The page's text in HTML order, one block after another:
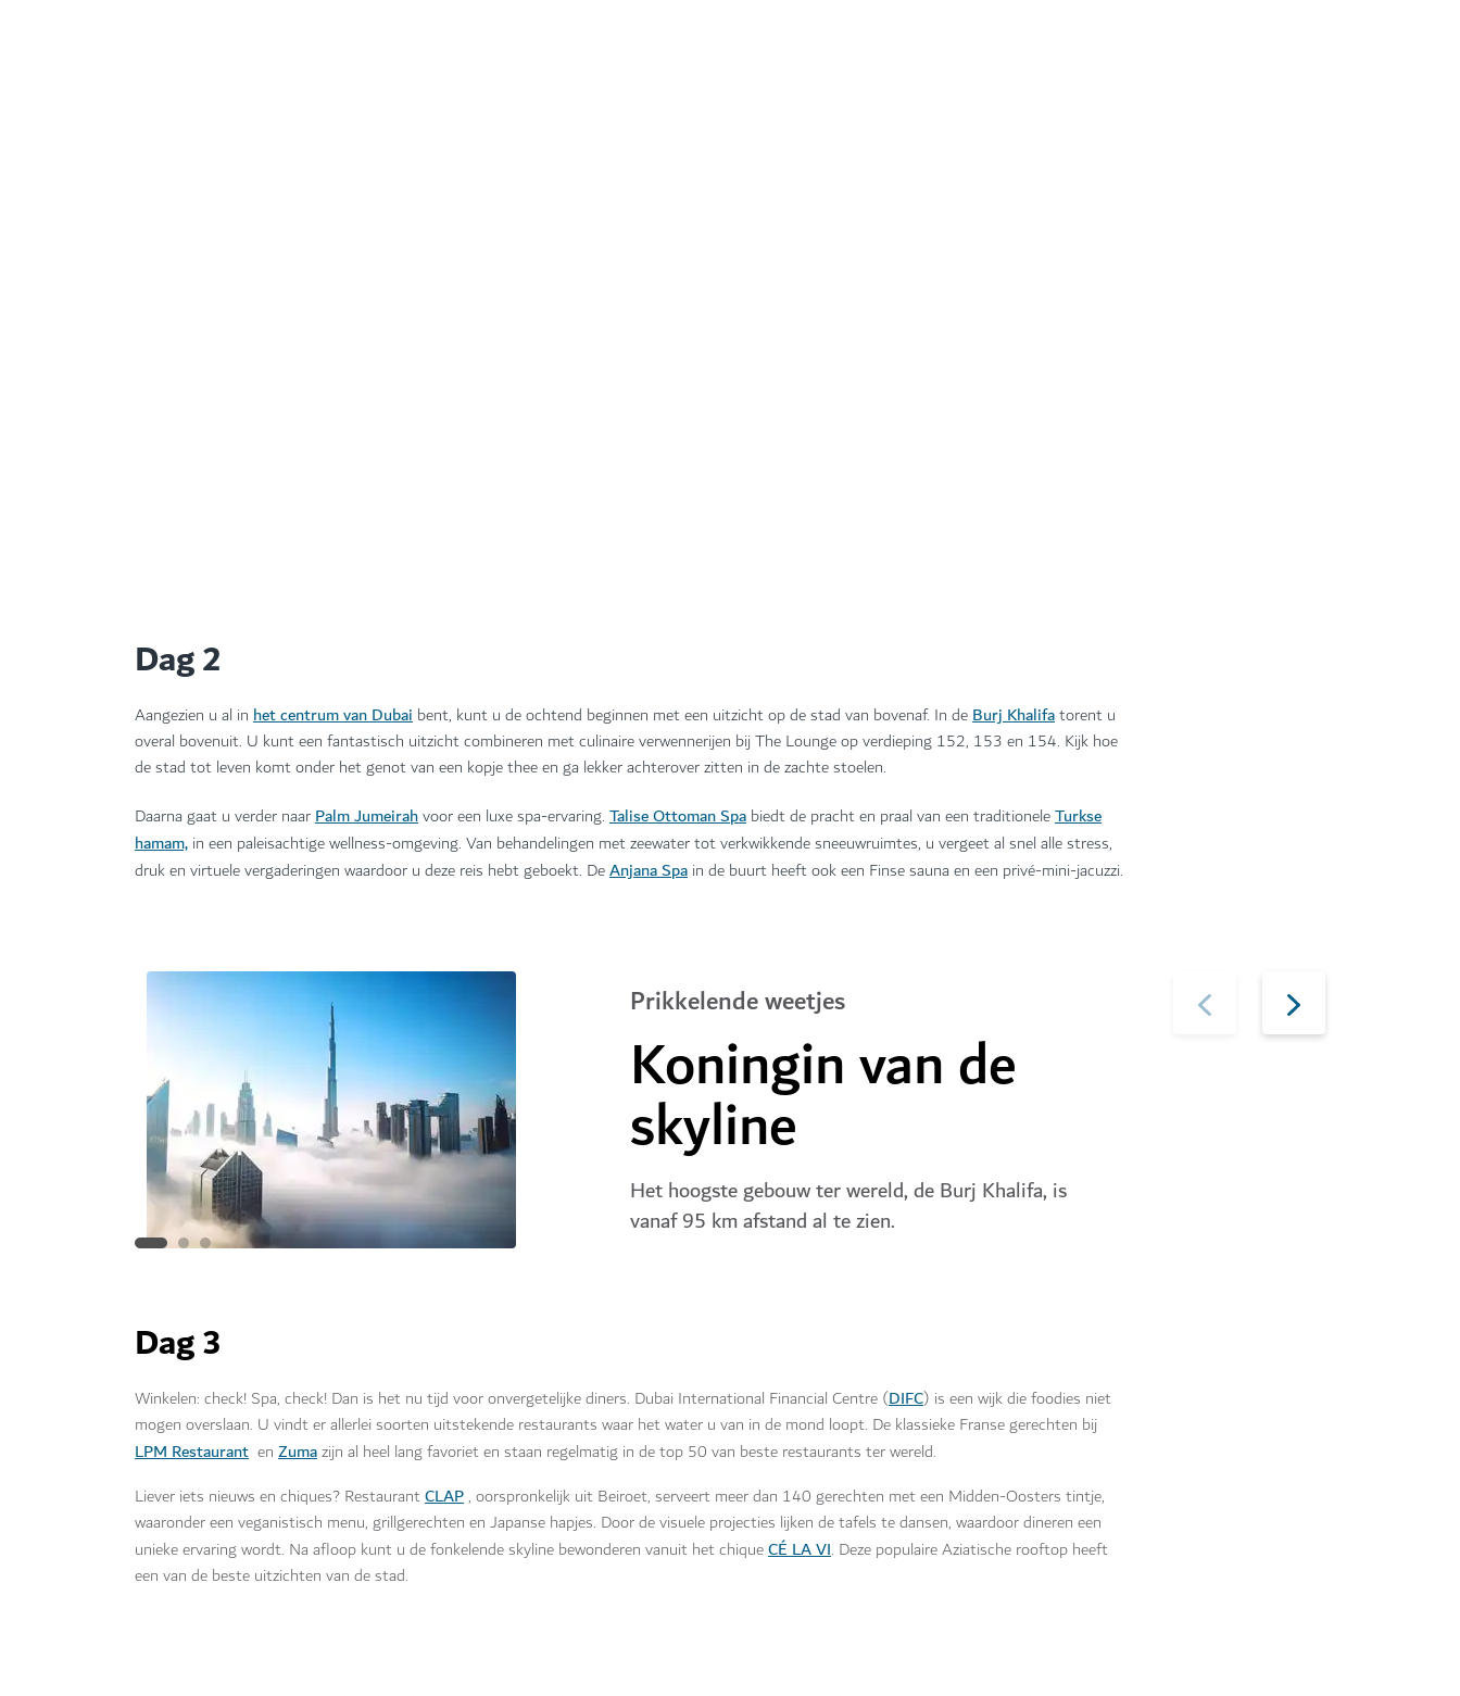
Dag 2
Aangezien u al in het centrum van Dubai bent, kunt u de ochtend beginnen met een uitzicht op de stad van bovenaf. In deBurj Khalifatorent u
overal bovenuit. U kunt een fantastisch uitzicht combineren met culinaire verwennerijen bij The Lounge op verdieping 152, 153 en 154. Kijk hoe
de stad tot leven komt onder het genot van een kopje thee en ga lekker achterover zitten in de zachte stoelen.
Daarna gaat u verder naarPalm Jumeirahvoor een luxe spa-ervaring. Talise Ottoman Spa biedt de pracht en praal van een traditioneleTurkse
hamam, in een paleisachtige wellness-omgeving. Van behandelingen met zeewater tot verkwikkende sneeuwruimtes, u vergeet al snel alle stress,
druk en virtuele vergaderingen waardoor u deze reis hebt geboekt. DeAnjana Spa in de buurt heeft ook een Finse sauna en een privé-mini-jacuzzi.
Prikkelende weetjes
Koningin van de
skyline
Het hoogste gebouw ter wereld, de Burj Khalifa, is
vanaf 95 km afstand al te zien.
Dag 3
Winkelen: check! Spa, check! Dan is het nu tijd voor onvergetelijke diners. Dubai International Financial Centre (DIFC) is een wijk die foodies niet
mogen overslaan. U vindt er allerlei soorten uitstekende restaurants waar het water u van in de mond loopt. De klassieke Franse gerechten bij
LPM Restaurant en Zumazijn al heel lang favoriet en staan regelmatig in de top 50 van beste restaurants ter wereld.
Liever iets nieuws en chiques? RestaurantCLAP, oorspronkelijk uit Beiroet, serveert meer dan 140 gerechten met een Midden-Oosters tintje,
waaronder een veganistisch menu, grillgerechten en Japanse hapjes. Door de visuele projecties lijken de tafels te dansen, waardoor dineren een
unieke ervaring wordt. Na afloop kunt u de fonkelende skyline bewonderen vanuit het chiqueCÉ LA VI. Deze populaire Aziatische rooftop heeft
een van de beste uitzichten van de stad.